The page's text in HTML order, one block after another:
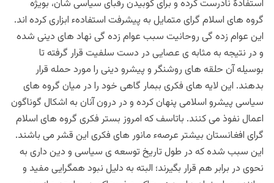
استفادۀ نادرست کرده و برای کوبیدن رقبای سیاسی شان، بویژه
گروه های اسلام گرای متمایل به پیشرفت استفادهء ابزاری کرده اند.
این عوام زده گی روحانیت سبب عوام زده گی نهاد های دینی شده
و در نتیجه به مثابه ی عصایی در دست سلفیت قرار گرفته تا
بوسیله آن حلقه های روشنگر و پیشرو دینی را مورد حمله قرار
بدهند. این لایه های فکری ببمار گاهی خود را در میان گروه های
سیاسی پیشرو اسلامی پنهان کرده و در درون آنان به اشکال گوناگون
اعمال نفوذ می کنند. باتاسف که امروز بستر فکری گروه های اسلام
گرای افغانستان بیشتر عرصهء مانور های فکری این قشر می باشند.
این سبب شده که در طول تاریخ توسعه ی سیاسی و دین داری به
نحوی در برابر هم قرار بگیرند؛ البته به دلیل نبود همگرایی مفید و